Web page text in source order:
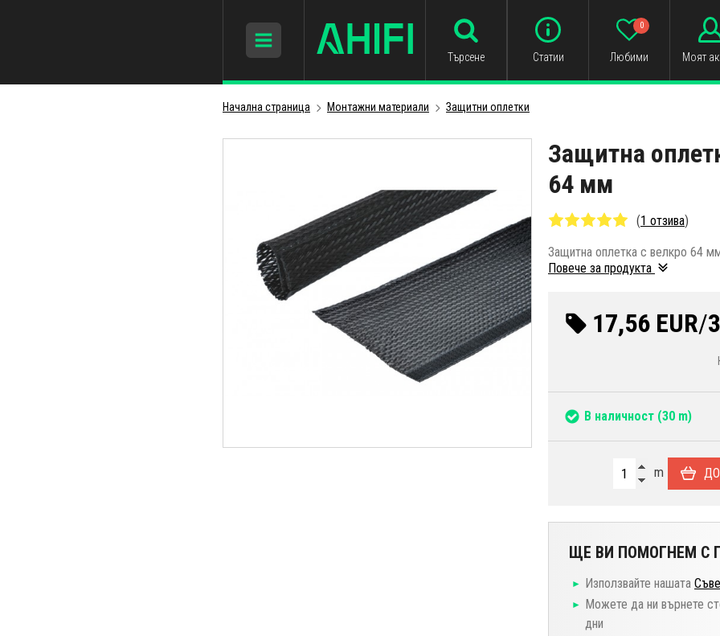
Търсене Статии Любими
0
Моят
Начална страница Монтажни материали Защитни оплетки
Защитна
64 мм
(1 отзива)
Защитна оплетка с велкро 64
Повече за продукта
17,56 EUR/
В наличност (30 m)
m
ЩЕ ВИ ПОМОГНЕМ С
Използвайте нашата
Можете да ни върнете
дни